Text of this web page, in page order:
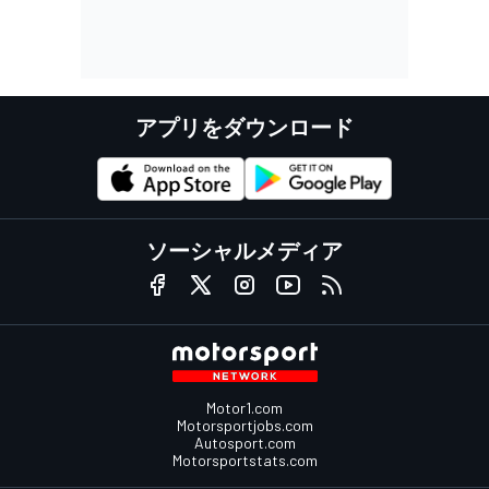
アプリをダウンロード
ソーシャルメディア
Motor1.com
Motorsportjobs.com
Autosport.com
Motorsportstats.com